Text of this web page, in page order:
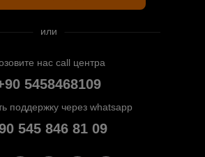
или
нас call центра
5458468109
поддержку через whatsapp
545 846 81 09